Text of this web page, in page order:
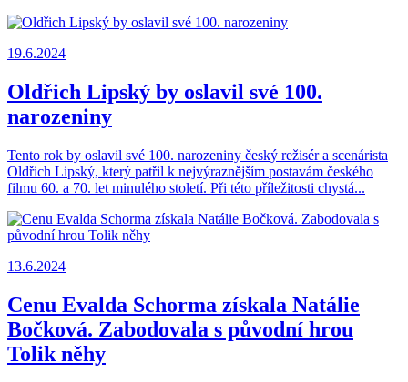
19.6.2024
Oldřich Lipský by oslavil své 100.
narozeniny
Tento rok by oslavil své 100. narozeniny český režisér a scenárista
Oldřich Lipský, který patřil k nejvýraznějším postavám českého
filmu 60. a 70. let minulého století. Při této příležitosti chystá...
13.6.2024
Cenu Evalda Schorma získala Natálie
Bočková. Zabodovala s původní hrou
Tolik něhy